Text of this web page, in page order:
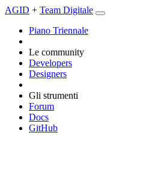
AGID + Team Digitale
Piano Triennale
Le community
Developers
Designers
Gli strumenti
Forum
Docs
GitHub